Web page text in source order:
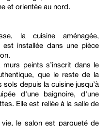
et orientée au nord.
la cuisine aménagée,
installée dans une pièce
peints s’inscrit dans le
que le reste de la
depuis la cuisine jusqu’à
d'une baignoire, d'une
Elle est reliée à la salle de
le salon est parqueté de